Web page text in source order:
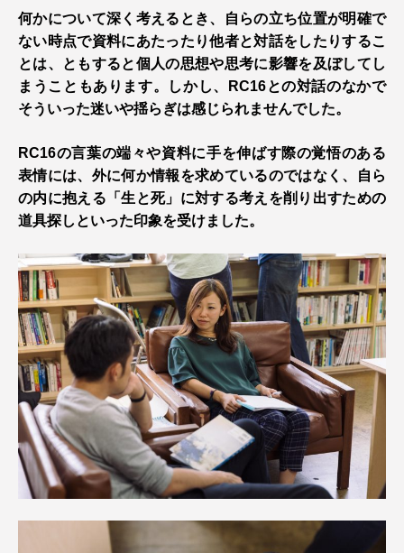
何かについて深く考えるとき、自らの立ち位置が明確で
ない時点で資料にあたったり他者と対話をしたりするこ
とは、ともすると個人の思想や思考に影響を及ぼしてし
まうこともあります。しかし、RC16との対話のなかで
そういった迷いや揺らぎは感じられませんでした。
RC16の言葉の端々や資料に手を伸ばす際の覚悟のある
表情には、外に何か情報を求めているのではなく、自ら
の内に抱える「生と死」に対する考えを削り出すための
道具探しといった印象を受けました。